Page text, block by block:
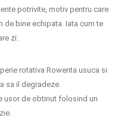
potrivite, motiv pentru care
de bine echipata. Iata cum te
zi:
rotativa Rowenta usuca si
sa il degradeze.
usor de obtinut folosind un